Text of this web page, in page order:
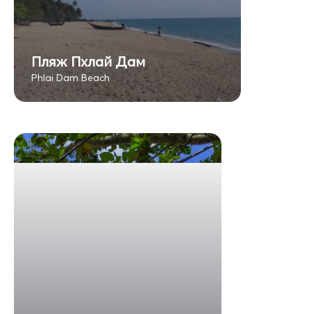
Пляж Пхлай Дам
Phlai Dam Beach